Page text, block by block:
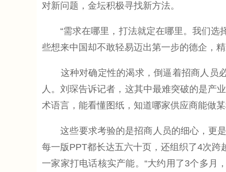
对新问题，金坛积极寻找新方法。
“需求在哪里，打法就定在哪里。我们选择
些想来中国却不敢轻易迈出第一步的德企，
这种对确定性的渴求，倒逼着招商人员必
人。刘琛告诉记者，这其中最难突破的是产
术语言，能看懂图纸，知道哪家供应商能做
这些要求考验的是招商人员的细心，更是
每一版PPT都长达五六十页，还组织了4次跨
一家家打电话核实产能。“大约用了3个多月